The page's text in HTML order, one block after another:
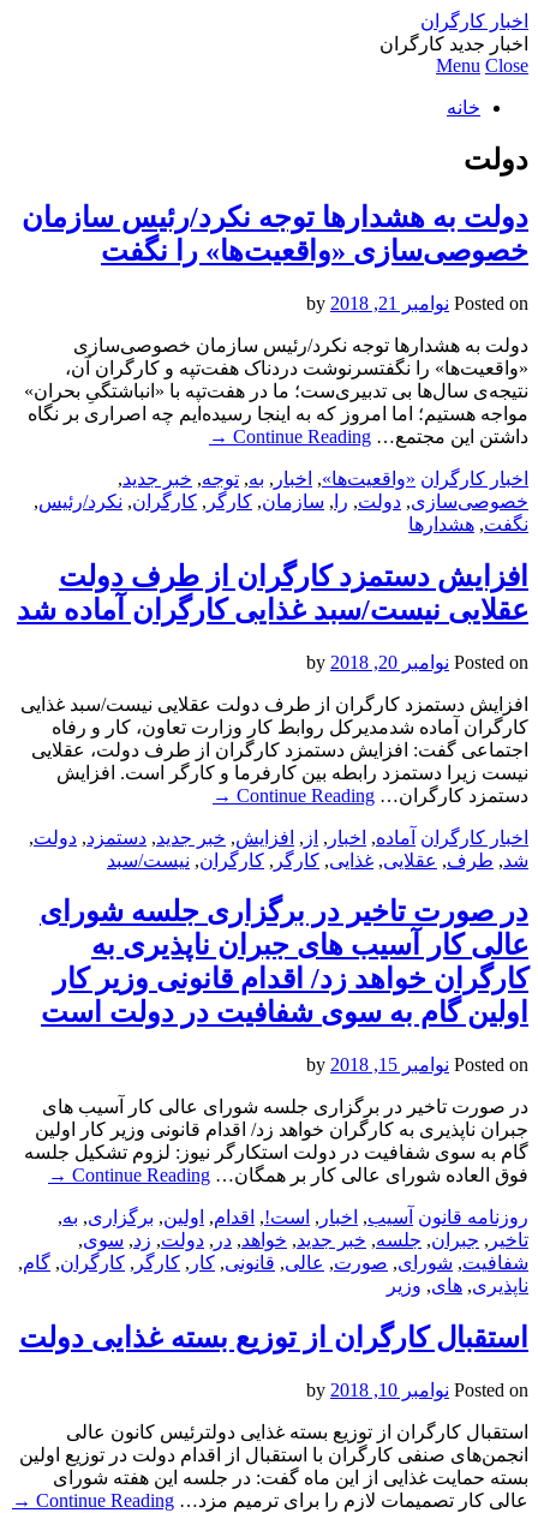
اخبار کارگران
اخبار جدید کارگران
Menu Close
خانه
دولت
دولت به هشدارها توجه نکرد/رئیس سازمان
خصوصی‌سازی «واقعیت‌ها» را نگفت
Posted on نوامبر 21, 2018
دولت به هشدارها توجه نکرد/رئیس سازمان خصوصی‌سازی
«واقعیت‌ها» را نگفتسرنوشت دردناک هفت‌تپه و کارگران آن،
نتیجه‌ی سال‌ها بی تدبیری‌ست؛ ما در هفت‌تپه با «انباشتگیِ بحران»
مواجه هستیم؛ اما امروز که به اینجا رسیده‌ایم چه اصراری بر نگاه
داشتن این مجتمع… Continue Reading
→
اخبار کارگران «واقعیت‌ها», اخبار , به, توجه, خبر جدید,
خصوصی‌سازی, دولت, را , سازمان, کارگر , کارگران, نکرد/رئیس,
نگفت, هشدارها
افزایش دستمزد کارگران از طرف دولت
عقلایی نیست/سبد غذایی کارگران آماده شد
Posted on نوامبر 20, 2018
افزایش دستمزد کارگران از طرف دولت عقلایی نیست/سبد غذایی
کارگران آماده شدمدیرکل روابط کار وزارت تعاون، کار و رفاه
اجتماعی گفت: افزایش دستمزد کارگران از طرف دولت، عقلایی
نیست زیرا دستمزد رابطه بین کارفرما و کارگر است. افزایش
دستمزد کارگران… Continue Reading
→
اخبار کارگران آماده, اخبار , از , افزایش, خبر جدید, دستمزد, دولت,
شد, طرف, عقلایی, غذایی, کارگر , کارگران, نیست/سبد
در صورت تاخیر در برگزاری جلسه شورای
عالی کار آسیب های جبران ناپذیری به
کارگران خواهد زد/ اقدام قانونی وزیر کار
اولین گام به سوی شفافیت در دولت است
Posted on نوامبر 15, 2018
در صورت تاخیر در برگزاری جلسه شورای عالی کار آسیب های
جبران ناپذیری به کارگران خواهد زد/ اقدام قانونی وزیر کار اولین
گام به سوی شفافیت در دولت استکارگر نیوز: لزوم تشکیل جلسه
فوق العاده شورای عالی کار بر همگان… Continue Reading
→
روزنامه قانون آسیب, اخبار , است!, اقدام, اولین, برگزاری, به,
تاخیر , جبران, جلسه, خبر جدید, خواهد, در , دولت, زد, سوی,
شفافیت, شورای, صورت, عالی, قانونی, کار , کارگر , کارگران, گام,
ناپذیری, های, وزیر
استقبال کارگران از توزیع بسته غذایی دولت
Posted on نوامبر 10, 2018
استقبال کارگران از توزیع بسته غذایی دولترئیس کانون عالی
انجمن‌های صنفی کارگران با استقبال از اقدام دولت در توزیع اولین
بسته حمایت غذایی از این ماه گفت: در جلسه این هفته شورای
عالی کار تصمیمات لازم را برای ترمیم مزد… Continue Reading
→